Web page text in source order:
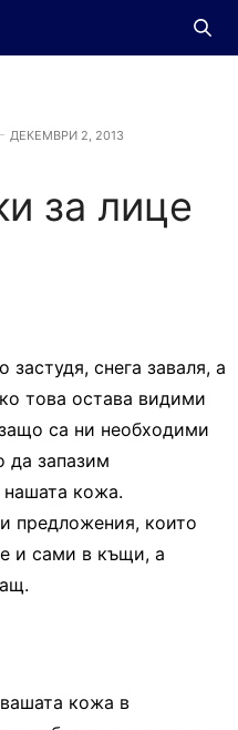
ДЕКЕМВРИ 2, 2013
за лице
снега заваля, а
това остава видими
са ни необходими
да запазим
нашата кожа.
предложения, които
и сами в къщи, а
кожа в